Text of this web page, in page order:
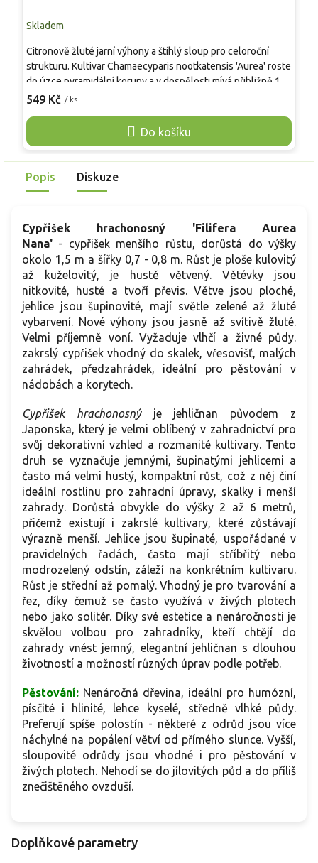
Skladem
549 Kč / ks
Do košíku
Citronově žluté jarní výhony a štíhlý sloup pro celoroční
strukturu. Kultivar Chamaecyparis nootkatensis 'Aurea' roste
do úzce pyramidální koruny a v dospělosti mívá přibližně 15–
20 m výšky a 4–6 m šířky. Mladé přírůstky jsou výrazně
se jako solitéra, do větrolamu i do větších zahrad, kde jemně
převislé vějířky změkčí přísné linie. Vyhovuje slunce až
stromů bývá okolo -25 °C.
Popis Diskuze
Cypřišek hrachonosný 'Filifera Aurea
Nana' -
cypřišek menšího růstu, dorůstá do výšky
okolo 1,5 m a šířky 0,7 - 0,8 m. Růst je ploše kulovitý
až kuželovitý, je hustě větvený. Větévky jsou
nitkovité, husté a tvoří převis. Větve jsou ploché,
jehlice jsou šupinovité, mají světle zelené až žluté
vybarvení. Nové výhony jsou jasně až svítivě žluté.
Velmi příjemně voní.Vyžaduje vlhčí a živné půdy.
zakrslý cypřišek vhodný do skalek, vřesovišť, malých
zahrádek, předzahrádek, ideální pro pěstování v
nádobách a korytech.
Cypřišek hrachonosnýje jehličnan původem z
Japonska, který je velmi oblíbený v zahradnictví pro
svůj dekorativní vzhled a rozmanité kultivary. Tento
druh se vyznačuje jemnými, šupinatými jehlicemi a
často má velmi hustý, kompaktní růst, což z něj činí
ideální rostlinu pro zahradní úpravy, skalky i menší
zahrady. Dorůstá obvykle do výšky 2 až 6 metrů,
přičemž existují i zakrslé kultivary, které zůstávají
výrazně menší. Jehlice jsou šupinaté, uspořádané v
pravidelných řadách, často mají stříbřitý nebo
modrozelený odstín, záleží na konkrétním kultivaru.
Růst je střední až pomalý. Vhodný je pro tvarování a
řez, díky čemuž se často využívá v živých plotech
nebo jako solitér. Díky své estetice a nenáročnosti je
skvělou volbou pro zahradníky, kteří chtějí do
zahrady vnést jemný, elegantní jehličnan s dlouhou
životností a možností různých úprav podle potřeb.
Pěstování: Nenáročná dřevina, ideální pro humózní,
písčité i hlinité, lehce kyselé, středně vlhké půdy.
Preferují spíše polostín - některé z odrůd jsou více
náchylné na popálení větví od přímého slunce. Vyšší,
sloupovité odrůdy jsou vhodné i pro pěstování v
živých plotech. Nehodí se do jílovitých půd a do příliš
znečištěného ovzduší.
Doplňkové parametry